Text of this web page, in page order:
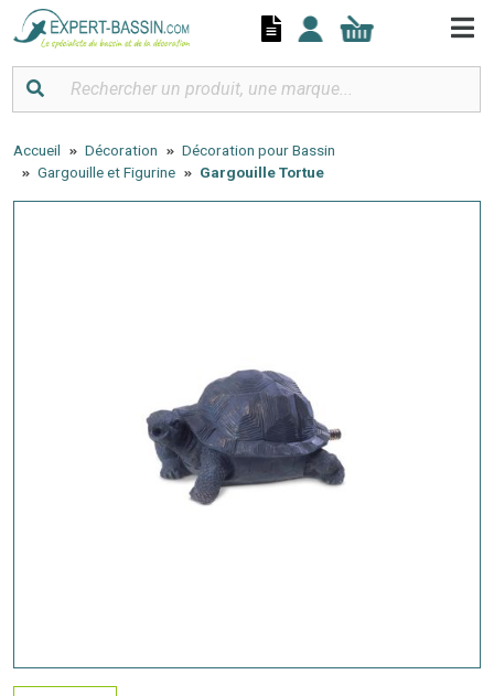
Accueil Décoration
Décoration pour Bassin
Gargouille et Figurine
Gargouille Tortue
Panneau de gestion des cookies